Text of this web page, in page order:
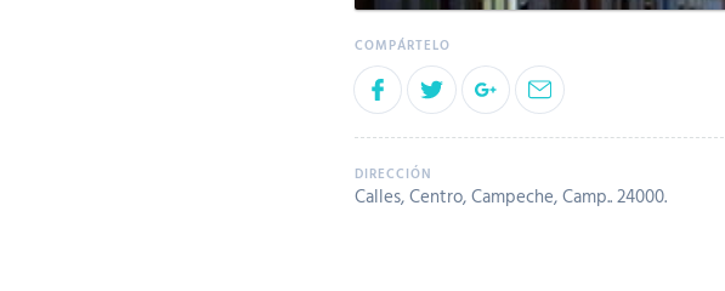
Calles, Centro, Campeche, Camp.. 24000.